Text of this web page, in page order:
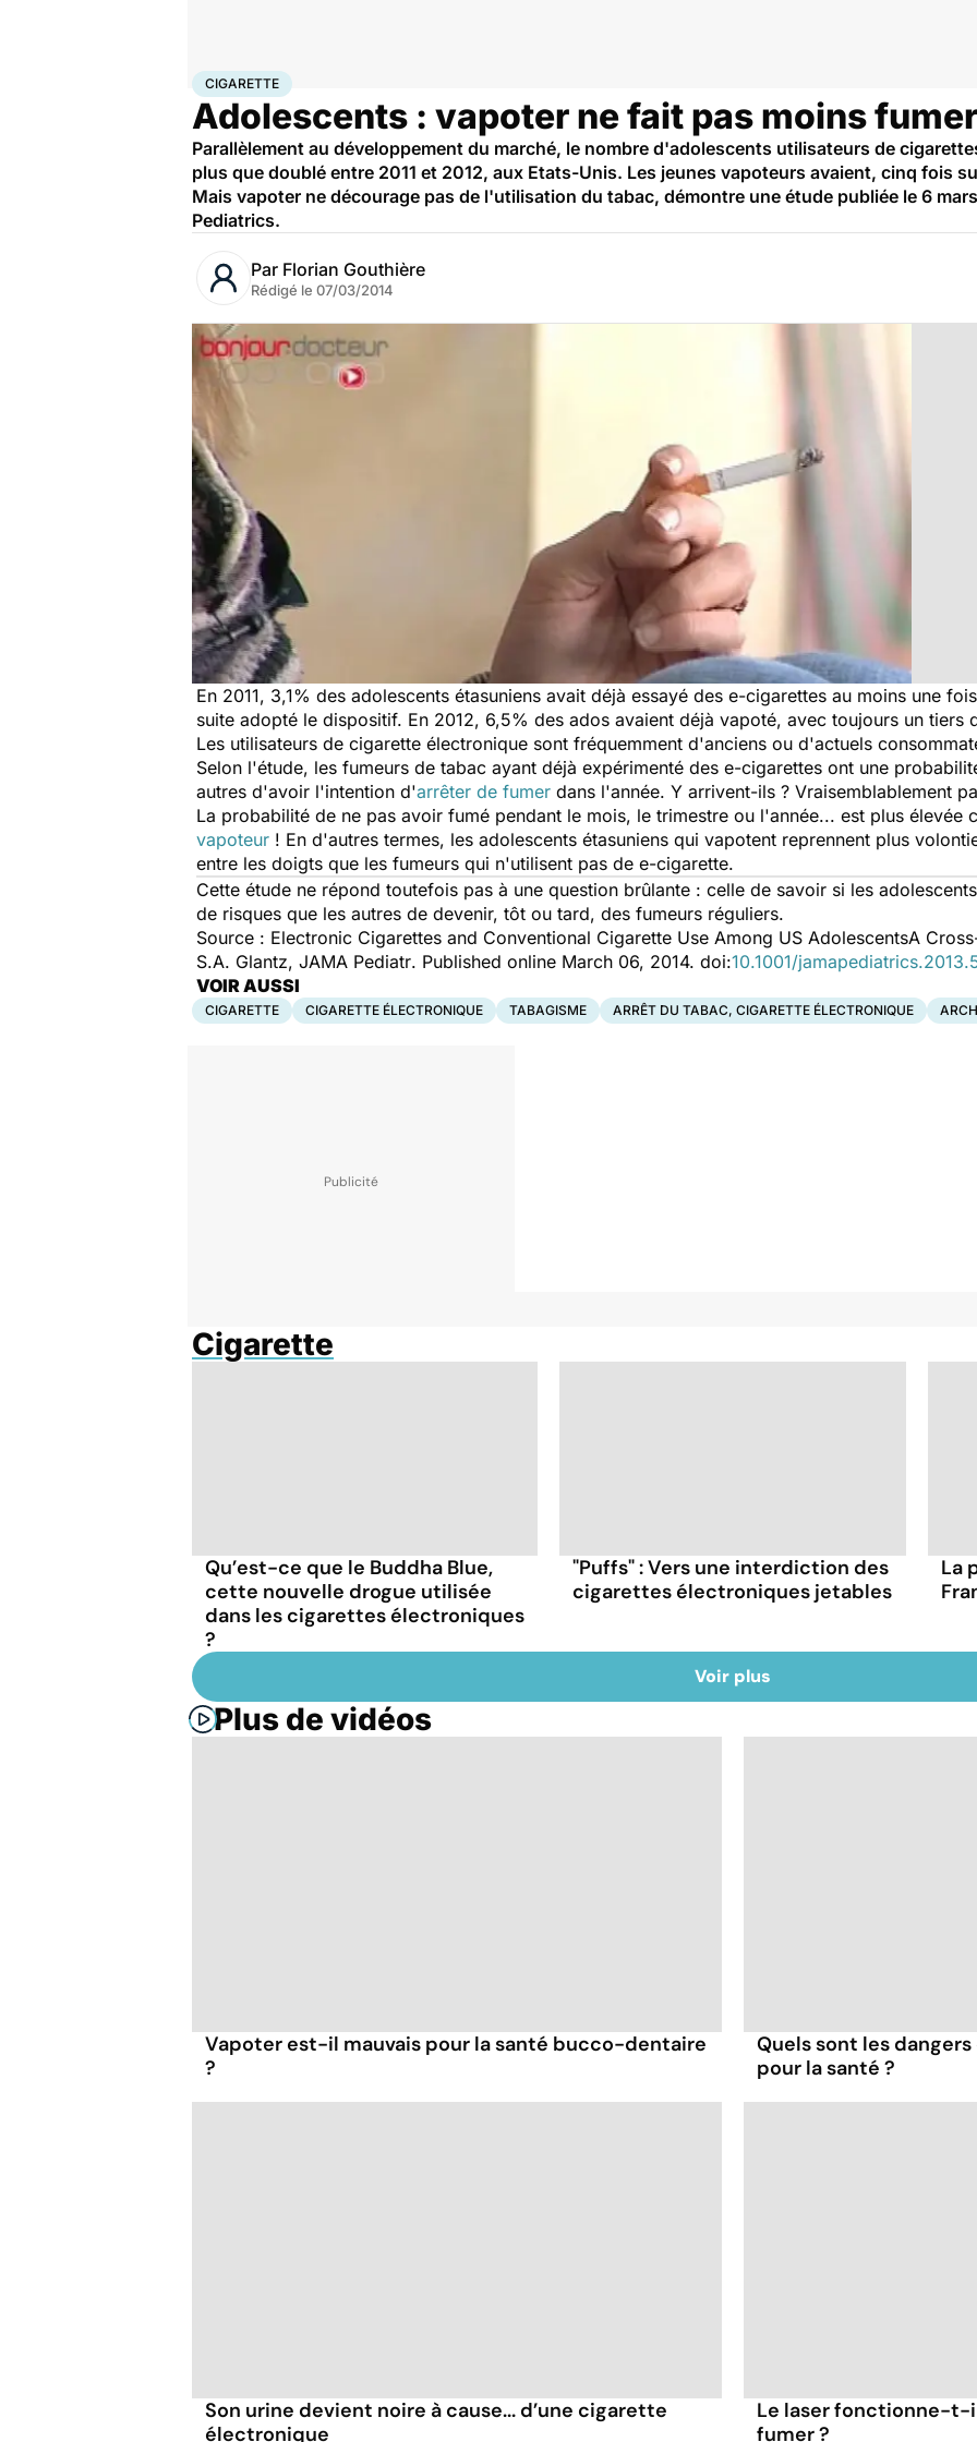
AccueilSantéMaladies
CIGARETTE
Adolescents : vapoter ne fait pas moins fumer
Parallèlement au développement du marché, le nombre d'adolescents utilisateurs de
plus que doublé entre 2011 et 2012, aux Etats-Unis. Les jeunes vapoteurs avaient, cinq fois
Mais vapoter ne décourage pas de l'utilisation du tabac, démontre une étude publiée le 6
Pediatrics.
Par Florian Gouthière
Rédigé le 07/03/2014
En 2011, 3,1% des adolescents étasuniens avait déjà essayé des e-cigarettes au moins une
suite adopté le dispositif. En 2012, 6,5% des ados avaient déjà vapoté, avec toujours un tiers
Les utilisateurs de cigarette électronique sont fréquemment d'anciens ou d'actuels
Selon l'étude, les fumeurs de tabac ayant déjà expérimenté des e-cigarettes ont une
autres d'avoir l'intention d'arrêter de fumer dans l'année. Y arrivent-ils ? Vraisemblablement
La probabilité de ne pas avoir fumé pendant le mois, le trimestre ou l'année... est plus élevée
vapoteur ! En d'autres termes, les adolescents étasuniens qui vapotent reprennent plus
entre les doigts que les fumeurs qui n'utilisent pas de e-cigarette.
Cette étude ne répond toutefois pas à une question brûlante : celle de savoir si les
de risques que les autres de devenir, tôt ou tard, des fumeurs réguliers.
Source : Electronic Cigarettes and Conventional Cigarette Use Among US AdolescentsA
S.A. Glantz, JAMA Pediatr. Published online March 06, 2014. doi:10.1001/
VOIR AUSSI
CIGARETTE CIGARETTE ÉLECTRONIQUE TABAGISME ARRÊT DU TABAC, CIGARETTE ÉLECTRONIQUE
Cigarette
Qu’est-ce que le Buddha Blue,
cette nouvelle drogue utilisée
dans les cigarettes électroniques
?
"Puffs" : Vers une interdiction des
cigarettes électroniques jetables
La
Voir plus
Plus de vidéos
Vapoter est-il mauvais pour la santé bucco-dentaire
?
Quels sont les
pour la santé ?
Son urine devient noire à cause... d’une cigarette
électronique
Le laser fonctionne-t-
fumer ?